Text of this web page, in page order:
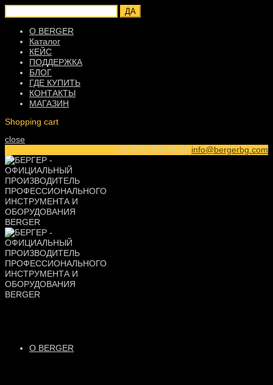
ДА
О BERGER
Каталог
КЕЙС
ПОДДЕРЖКА
БЛОГ
ГДЕ КУПИТЬ
КОНТАКТЫ
МАГАЗИН
Shopping cart
close
+7 (495) 789-49-69 info@bergerbg.com
О BERGER